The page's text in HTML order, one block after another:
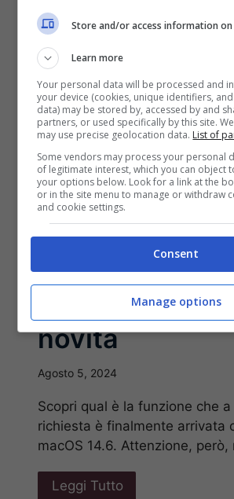
Il nuovo
aggiunge una
funzione
richiestissima
non su tutti i
novità
Agosto 5, 2024
Scopri qual è la funzione che
richiesta è finalmente arrivata
macOS 14.6. Attenzione, però,
Leggi Tutto
Store and/or access information on
Learn more
Your personal data will be processed and
your device (cookies, unique identifiers,
data) may be stored by, accessed by and
partners, or used specifically by this site.
may use precise geolocation data. List of
Some vendors may process your personal
of legitimate interest, which you can object
your options below. Look for a link at the
or in the site menu to manage or withdraw
and cookie settings.
Consent
Manage options